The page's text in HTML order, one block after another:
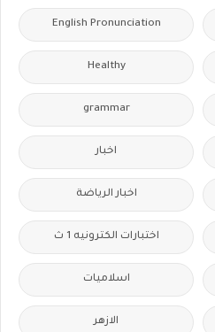
English Pronunciation
Healthy
grammar
اخبار
اخبار الرياضة
اختبارات الكترونيه 1 ث
اسلاميات
الازهر